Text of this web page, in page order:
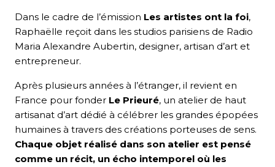
Dans le cadre de l’émission Les artistes ont la foi,
Raphaëlle reçoit dans les studios parisiens de Radio
Maria Alexandre Aubertin, designer, artisan d’art et
entrepreneur.
Après plusieurs années à l’étranger, il revient en
France pour fonder Le Prieuré, un atelier de haut
artisanat d’art dédié à célébrer les grandes épopées
humaines à travers des créations porteuses de sens.
Chaque objet réalisé dans son atelier est pensé
comme un récit, un écho intemporel où les